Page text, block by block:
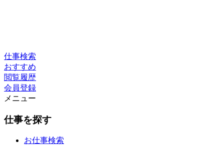
仕事検索
おすすめ
閲覧履歴
会員登録
メニュー
仕事を探す
お仕事検索